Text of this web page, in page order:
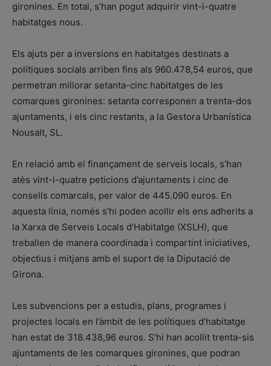
gironines. En total, s’han pogut adquirir vint-i-quatre
habitatges nous.
Els ajuts per a inversions en habitatges destinats a
polítiques socials arriben fins als 960.478,54 euros, que
permetran millorar setanta-cinc habitatges de les
comarques gironines: setanta corresponen a trenta-dos
ajuntaments, i els cinc restants, a la Gestora Urbanística
Nousalt, SL.
En relació amb el finançament de serveis locals, s’han
atès vint-i-quatre peticions d’ajuntaments i cinc de
consells comarcals, per valor de 445.090 euros. En
aquesta línia, només s’hi poden acollir els ens adherits a
la Xarxa de Serveis Locals d’Habitatge (XSLH), que
treballen de manera coordinada i compartint iniciatives,
objectius i mitjans amb el suport de la Diputació de
Girona.
Les subvencions per a estudis, plans, programes i
projectes locals en l’àmbit de les polítiques d’habitatge
han estat de 318.438,96 euros. S’hi han acollit trenta-sis
ajuntaments de les comarques gironines, que podran